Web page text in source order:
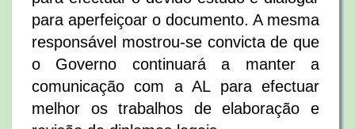
para aperfeiçoar o documento. A mesma
responsável mostrou-se convicta de que
o Governo continuará a manter a
comunicação com a AL para efectuar
melhor os trabalhos de elaboração e